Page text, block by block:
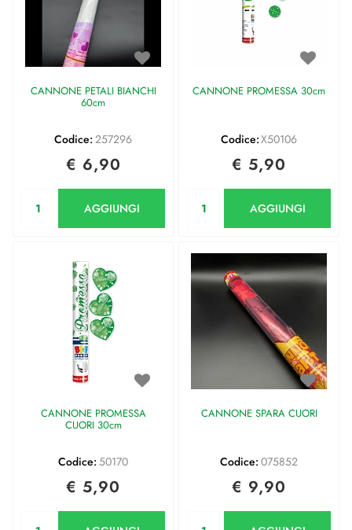
CANNONE PETALI BIANCHI
60cm
Codice: 257296
€ 6,90
AGGIUNGI
CANNONE PROMESSA 30cm
Codice:X50106
€ 5,90
AGGIUNGI
CANNONE PROMESSA
CUORI 30cm
Codice: 50170
€ 5,90
CANNONE SPARA CUORI
Codice: 075852
€ 9,90